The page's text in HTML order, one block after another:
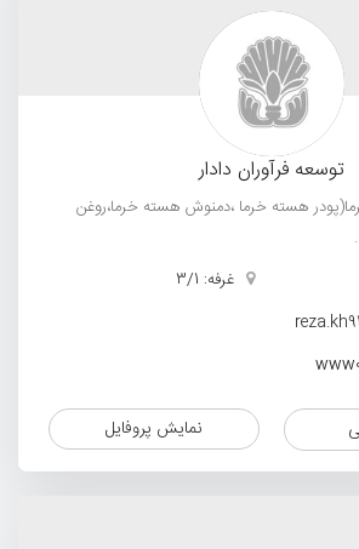
توسعه فرآوران دادار
هسته خرما ،دمنوش هسته خرما،روغن
غرفه: 3/1
نمایش پروفایل